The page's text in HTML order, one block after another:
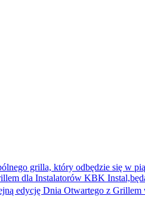
grilla, który odbędzie się w
dla Instalatorów KBK
edycję Dnia Otwartego z